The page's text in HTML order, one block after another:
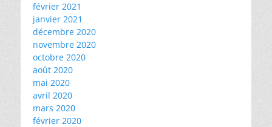
février 2021
janvier 2021
décembre 2020
novembre 2020
octobre 2020
août 2020
mai 2020
avril 2020
mars 2020
février 2020